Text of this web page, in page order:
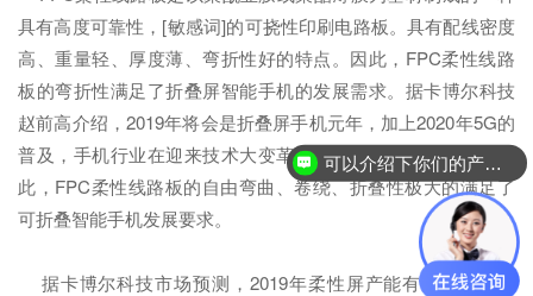
具有高度可靠性，[敏感词]的可挠性印刷电路板。具有配线密度
高、重量轻、厚度薄、弯折性好的特点。因此，FPC柔性线路
板的弯折性满足了折叠屏智能手机的发展需求。据卡博尔科技
赵前高介绍，2019年将会是折叠屏手机元年，加上2020年5G的
普及，手机行业在迎来技术大变革的同时，也将重新洗牌。因
此，FPC柔性线路板的自由弯曲、卷绕、折叠性极大的满足了
可折叠智能手机发展要求。
据卡博尔科技市场预测，2019年柔性屏产能有望反超硬式
可以介绍下你们的产品么？